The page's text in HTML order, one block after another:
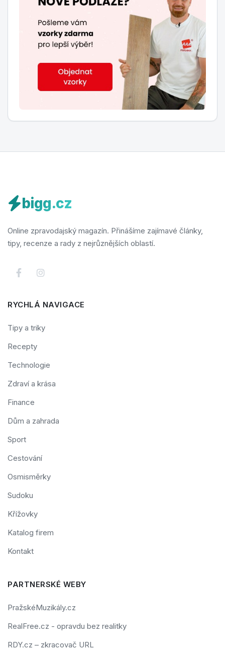
bigg.cz
Online zpravodajský magazín. Přinášíme zajímavé články,
tipy, recenze a rady z nejrůznějších oblastí.
RYCHLÁ NAVIGACE
Tipy a triky
Recepty
Technologie
Zdraví a krása
Finance
Dům a zahrada
Sport
Cestování
Osmisměrky
Sudoku
Křížovky
Katalog firem
Kontakt
PARTNERSKÉ WEBY
PražskéMuzikály.cz
RealFree.cz - opravdu bez realitky
RDY.cz – zkracovač URL